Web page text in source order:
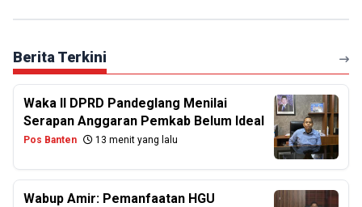
Berita Terkini
Waka II DPRD Pandeglang Menilai
Serapan Anggaran Pemkab Belum Ideal
Pos Banten 13 menit yang lalu
Wabup Amir: Pemanfaatan HGU